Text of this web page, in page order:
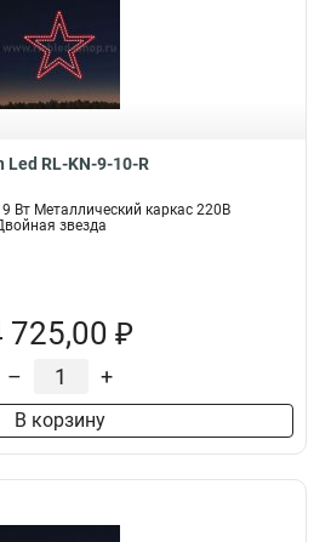
Led RL-KN-9-10-R
Вт Металлический каркас 220В
звезда
725,00 ₽
– +
В корзину